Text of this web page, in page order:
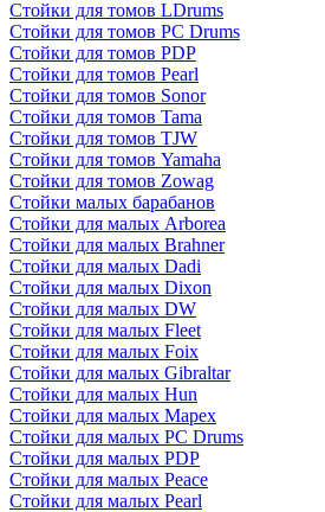
Стойки для томов LDrums
Стойки для томов PC Drums
Стойки для томов PDP
Стойки для томов Pearl
Стойки для томов Sonor
Стойки для томов Tama
Стойки для томов TJW
Стойки для томов Yamaha
Стойки для томов Zowag
Стойки малых барабанов
Стойки для малых Arborea
Стойки для малых Brahner
Стойки для малых Dadi
Стойки для малых Dixon
Стойки для малых DW
Стойки для малых Fleet
Стойки для малых Foix
Стойки для малых Gibraltar
Стойки для малых Hun
Стойки для малых Mapex
Стойки для малых PC Drums
Стойки для малых PDP
Стойки для малых Peace
Стойки для малых Pearl